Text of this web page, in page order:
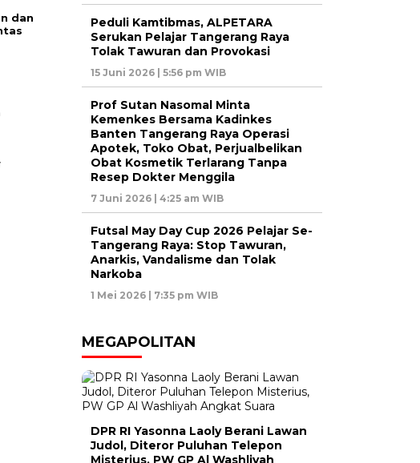
dan
Peduli Kamtibmas, ALPETARA
Serukan Pelajar Tangerang Raya
Tolak Tawuran dan Provokasi
15 Juni 2026 | 5:56 pm WIB
Prof Sutan Nasomal Minta
Kemenkes Bersama Kadinkes
Banten Tangerang Raya Operasi
Apotek, Toko Obat, Perjualbelikan
Obat Kosmetik Terlarang Tanpa
Resep Dokter Menggila
7 Juni 2026 | 4:25 am WIB
Futsal May Day Cup 2026 Pelajar Se-
Tangerang Raya: Stop Tawuran,
Anarkis, Vandalisme dan Tolak
Narkoba
1 Mei 2026 | 7:35 pm WIB
MEGAPOLITAN
DPR RI Yasonna Laoly Berani Lawan
Judol, Diteror Puluhan Telepon
Misterius, PW GP Al Washliyah